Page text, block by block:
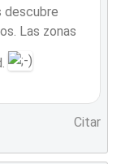
descubre
Las zonas
Citar